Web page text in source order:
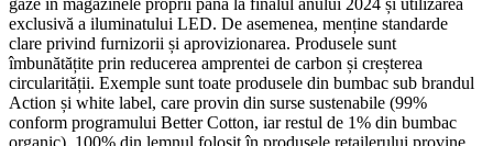
gaze în magazinele proprii până la finalul anului 2024 și utilizarea
exclusivă a iluminatului LED. De asemenea, menține standarde
clare privind furnizorii și aprovizionarea. Produsele sunt
îmbunătățite prin reducerea amprentei de carbon și creșterea
circularității. Exemple sunt toate produsele din bumbac sub brandul
Action și white label, care provin din surse sustenabile (99%
conform programului Better Cotton, iar restul de 1% din bumbac